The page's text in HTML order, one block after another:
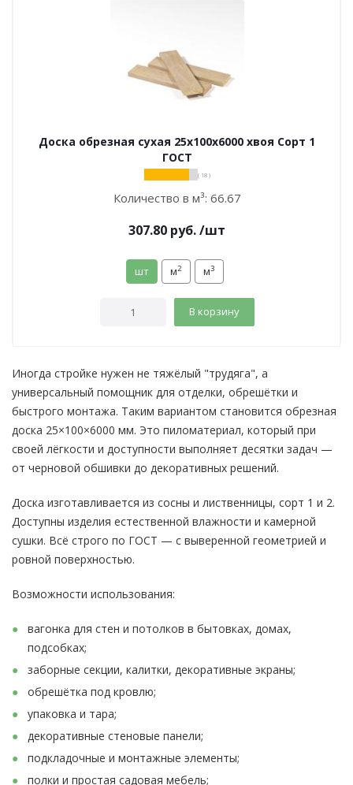
Доска обрезная сухая 25х100х6000 хвоя Сорт 1
ГОСТ
( 18 )
Количество в м³: 66.67
307.80 руб./шт
шт м2 м3
В корзину
Иногда стройке нужен не тяжёлый "трудяга", а
универсальный помощник для отделки, обрешётки и
быстрого монтажа. Таким вариантом становится обрезная
доска 25×100×6000 мм. Это пиломатериал, который при
своей лёгкости и доступности выполняет десятки задач —
от черновой обшивки до декоративных решений.
Доска изготавливается из сосны и лиственницы, сорт 1 и 2.
Доступны изделия естественной влажности и камерной
сушки. Всё строго по ГОСТ — с выверенной геометрией и
ровной поверхностью.
Возможности использования:
вагонка для стен и потолков в бытовках, домах,
подсобках;
заборные секции, калитки, декоративные экраны;
обрешётка под кровлю;
упаковка и тара;
декоративные стеновые панели;
подкладочные и монтажные элементы;
полки и простая садовая мебель;